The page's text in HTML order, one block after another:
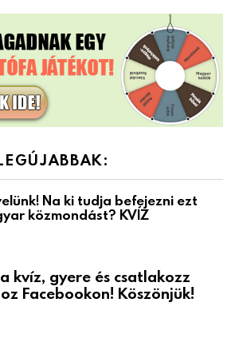
Na ki tudja befejezni ezt
közmondást? KVÍZ
kvíz, gyere és csatlakozz
Facebookon! Köszönjük!